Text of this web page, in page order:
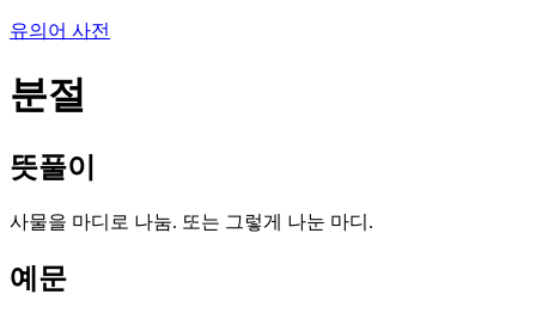
유의어 사전
분절
뜻풀이
사물을 마디로 나눔. 또는 그렇게 나눈 마디.
예문